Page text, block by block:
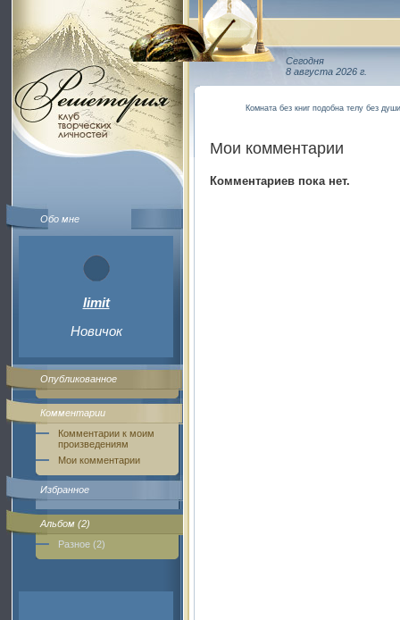
Обо мне
limit
Новичок
Опубликованное
Комментарии
Комментарии к моим
произведениям
Мои комментарии
Избранное
Альбом (2)
Разное (2)
Сегодня
8 августа 2026 г.
Комната без книг подобна телу без души
Мои комментарии
Комментариев пока нет.